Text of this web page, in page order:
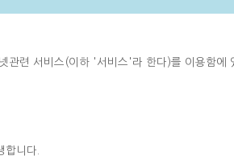
련 서비스(이하 '서비스'라 한다)를 이용함
니다.